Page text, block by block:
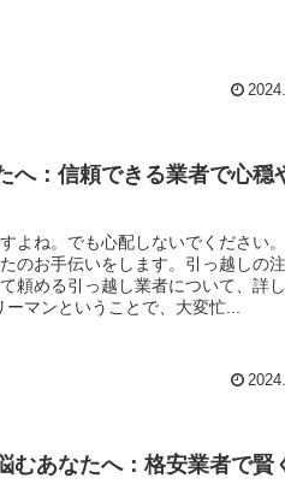
へ：信頼できる業者で心穏
よね。でも心配しないでください
のお手伝いをします。引っ越しの
頼める引っ越し業者について、詳
マンということで、大変忙...
むあなたへ：格安業者で賢